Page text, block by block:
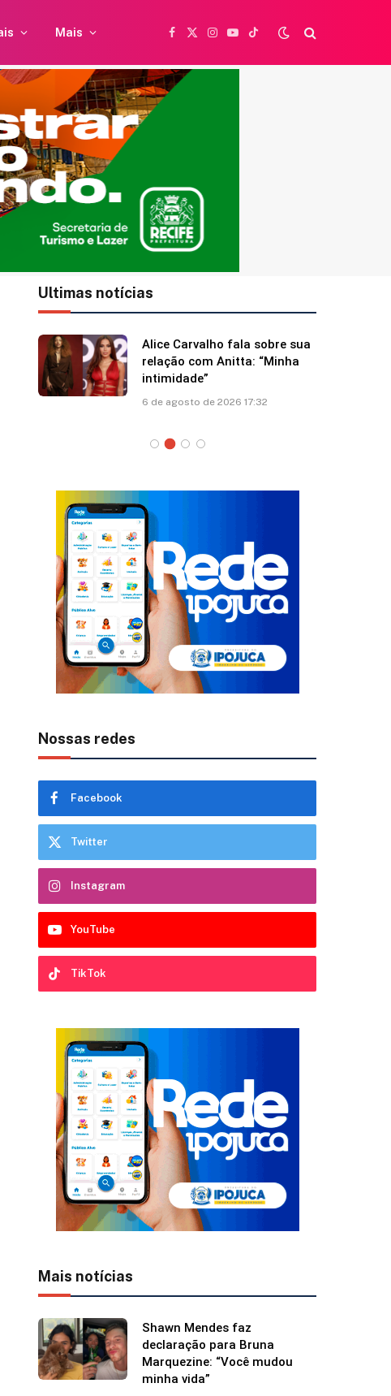
Mais
Facebook
X
Instagram
YouTubeTikTok
Ultimas notícias
Alice Carvalho fala sobre sua
relação com Anitta: “Minha
intimidade”
6 de agosto de 2026 17:32
Nossas redes
Facebook
Twitter
Instagram
YouTube
TikTok
Mais notícias
Shawn Mendes faz
declaração para Bruna
Marquezine: “Você mudou
minha vida”